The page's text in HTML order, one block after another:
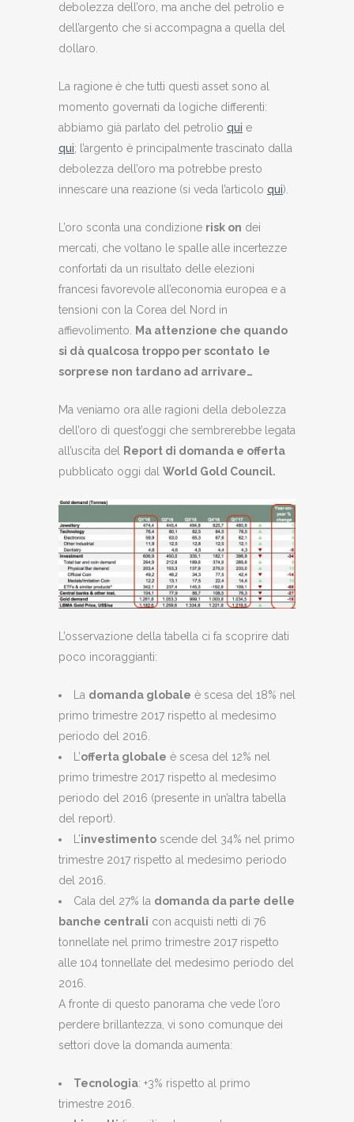
debolezza dell’oro, ma anche del petrolio e
dell’argento che si accompagna a quella del
dollaro.
La ragione è che tutti questi asset sono al
momento governati da logiche differenti:
abbiamo già parlato del petrolio qui e
qui; l’argento è principalmente trascinato dalla
debolezza dell’oro ma potrebbe presto
innescare una reazione (si veda l’articolo qui).
L’oro sconta una condizione risk on dei
mercati, che voltano le spalle alle incertezze
confortati da un risultato delle elezioni
francesi favorevole all’economia europea e a
tensioni con la Corea del Nord in
affievolimento.
Ma attenzione che quando
si dà qualcosa troppo per scontato le
sorprese non tardano ad arrivare…
Ma veniamo ora alle ragioni della debolezza
dell’oro di quest’oggi che sembrerebbe legata
all’uscita del
Report di domanda e offerta
pubblicato oggi dal World Gold Council.
L’osservazione della tabella ci fa scoprire dati
poco incoraggianti:
La domanda globale è scesa del 18% nel
primo trimestre 2017 rispetto al medesimo
periodo del 2016.
L’offerta globale è scesa del 12% nel
primo trimestre 2017 rispetto al medesimo
periodo del 2016 (presente in un’altra tabella
del report).
L’investimento scende del 34% nel primo
trimestre 2017 rispetto al medesimo periodo
del 2016.
Cala del 27% la domanda da parte delle
banche centrali con acquisti netti di 76
tonnellate nel primo trimestre 2017 rispetto
alle 104 tonnellate del medesimo periodo del
2016.
A fronte di questo panorama che vede l’oro
perdere brillantezza, vi sono comunque dei
settori dove la domanda aumenta:
Tecnologia: +3% rispetto al primo
trimestre 2016.